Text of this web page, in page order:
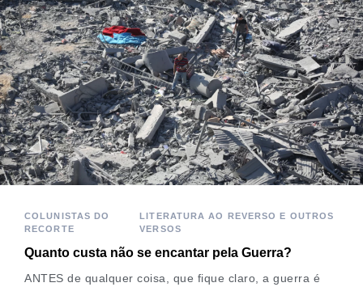
COLUNISTAS DO
RECORTE
LITERATURA AO REVERSO E OUTROS
VERSOS
Quanto custa não se encantar pela Guerra?
ANTES de qualquer coisa, que fique claro, a guerra é